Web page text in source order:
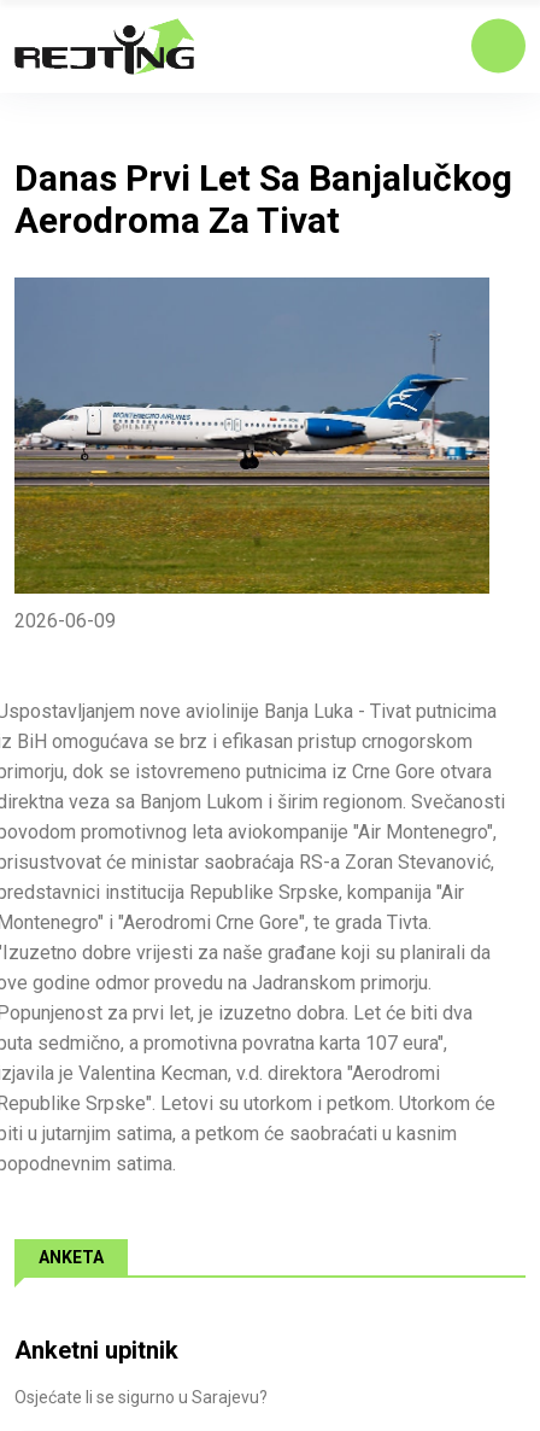
Danas Prvi Let Sa Banjalučkog
Aerodroma Za Tivat
2026-06-09
nove aviolinije Banja Luka - Tivat putnicima
BiH omogućava se brz i efikasan pristup crnogorskom
dok se istovremeno putnicima iz Crne Gore otvara
veza sa Banjom Lukom i širim regionom. Svečanosti
promotivnog leta aviokompanije "Air Montenegro",
će ministar saobraćaja RS-a Zoran Stevanović,
institucija Republike Srpske, kompanija "Air
i "Aerodromi Crne Gore", te grada Tivta.
dobre vrijesti za naše građane koji su planirali da
godine odmor provedu na Јadranskom primorju.
za prvi let, je izuzetno dobra. Let će biti dva
sedmično, a promotivna povratna karta 107 eura",
je Valentina Kecman, v.d. direktora "Aerodromi
Srpske". Letovi su utorkom i petkom. Utorkom će
u jutarnjim satima, a petkom će saobraćati u kasnim
satima.
ANKETA
Anketni upitnik
Osjećate li se sigurno u Sarajevu?